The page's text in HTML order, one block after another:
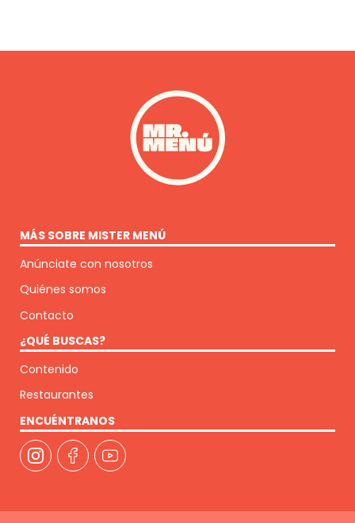
MÁS SOBRE MISTER MENÚ
Anúnciate con nosotros
Quiénes somos
Contacto
¿QUÉ BUSCAS?
Contenido
Restaurantes
ENCUÉNTRANOS